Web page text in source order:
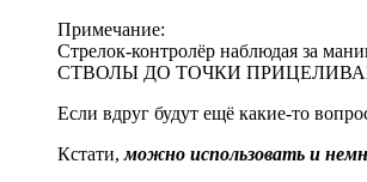
Примечание:
Стрелок-контролёр наблюдая за
СТВОЛЫ ДО ТОЧКИ ПРИЦЕЛИВАНИЯ
Если вдруг будут ещё какие-то
Кстати,можно использовать и